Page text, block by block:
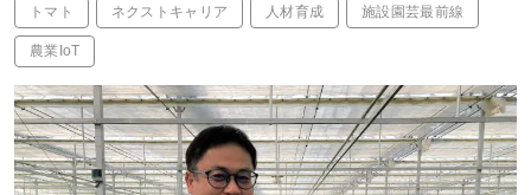
トマト ネクストキャリア 人材育成 施設園芸最前線
農業IoT